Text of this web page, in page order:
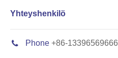
Yhteyshenkilö
Phone +86-13396569666